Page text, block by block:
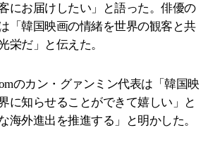
にお届けしたい」と語った。俳優の
「韓国映画の情緒を世界の観客と共
栄だ」と伝えた。
のカン・グァンミン代表は「韓国映
に知らせることができて嬉しい」と
海外進出を推進する」と明かした。